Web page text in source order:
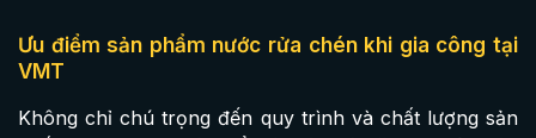
Ưu điểm sản phẩm nước rửa chén khi gia công tại
VMT
Không chỉ chú trọng đến quy trình và chất lượng sản